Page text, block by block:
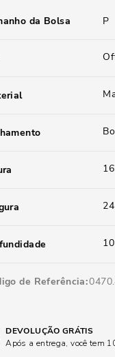
da Bolsa P
de Referência
DEVOLUÇÃO GRÁTIS
Após a entrega, você tem